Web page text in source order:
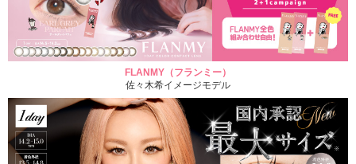
FLANMY（フランミー）
佐々木希イメージモデル